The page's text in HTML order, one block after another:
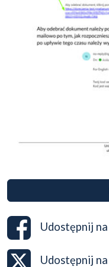
Udostępnij na
Udostępnij na